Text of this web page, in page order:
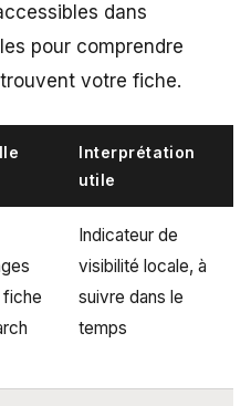
dans
pour comprendre
votre fiche.
Interprétation
utile
Indicateur de
visibilité locale, à
suivre dans le
temps